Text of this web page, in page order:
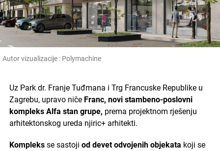
Autor vizualizacije : Polymachine
Uz Park dr. Franje Tuđmana i Trg Francuske Republike u
Zagrebu, upravo niče Franc, novi stambeno-poslovni
kompleks Alfa stan grupe, prema projektnom rješenju
arhitektonskog ureda njiric+ arhitekti.
Kompleksse sastoji od devet odvojenih objekata koji se